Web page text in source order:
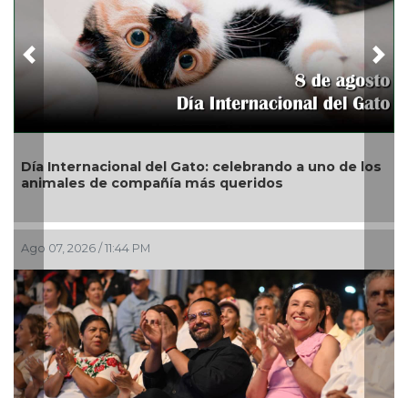
del Gato: celebrando a uno de los
de compañía más queridos
/ 11:44 PM
San
Previous